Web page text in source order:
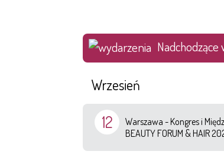
Nadchodzące
Wrzesień
12
Warszawa - Kongres i
BEAUTY FORUM & HAIR